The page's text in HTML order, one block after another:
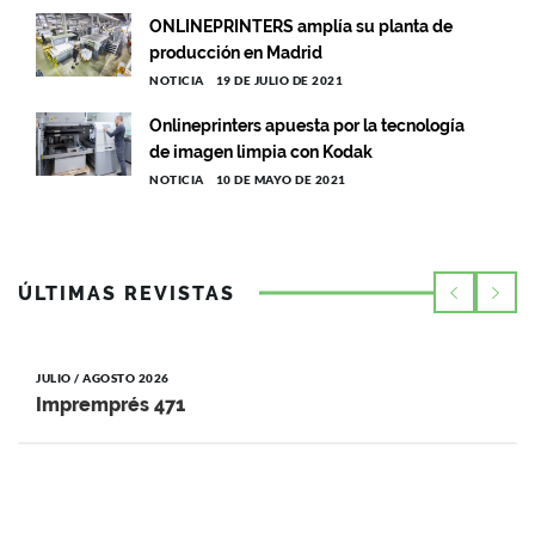
ONLINEPRINTERS amplía su planta de
producción en Madrid
NOTICIA 19 DE JULIO DE 2021
Onlineprinters apuesta por la tecnología
de imagen limpia con Kodak
NOTICIA 10 DE MAYO DE 2021
ÚLTIMAS REVISTAS
JULIO / AGOSTO 2026
Impremprés 471